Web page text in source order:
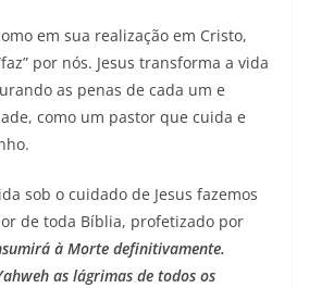
em sua realização em Cristo,
por nós. Jesus transforma a vida
as penas de cada um e
como um pastor que cuida e
sob o cuidado de Jesus fazemos
de toda Bíblia, profetizado por
à Morte definitivamente.
as lágrimas de todos os